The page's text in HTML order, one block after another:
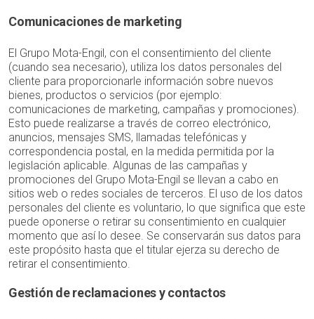
Comunicaciones de marketing
El Grupo Mota-Engil, con el consentimiento del cliente
(cuando sea necesario), utiliza los datos personales del
cliente para proporcionarle información sobre nuevos
bienes, productos o servicios (por ejemplo:
comunicaciones de marketing, campañas y promociones).
Esto puede realizarse a través de correo electrónico,
anuncios, mensajes SMS, llamadas telefónicas y
correspondencia postal, en la medida permitida por la
legislación aplicable. Algunas de las campañas y
promociones del Grupo Mota-Engil se llevan a cabo en
sitios web o redes sociales de terceros. El uso de los datos
personales del cliente es voluntario, lo que significa que este
puede oponerse o retirar su consentimiento en cualquier
momento que así lo desee. Se conservarán sus datos para
este propósito hasta que el titular ejerza su derecho de
retirar el consentimiento.
Gestión de reclamaciones y contactos